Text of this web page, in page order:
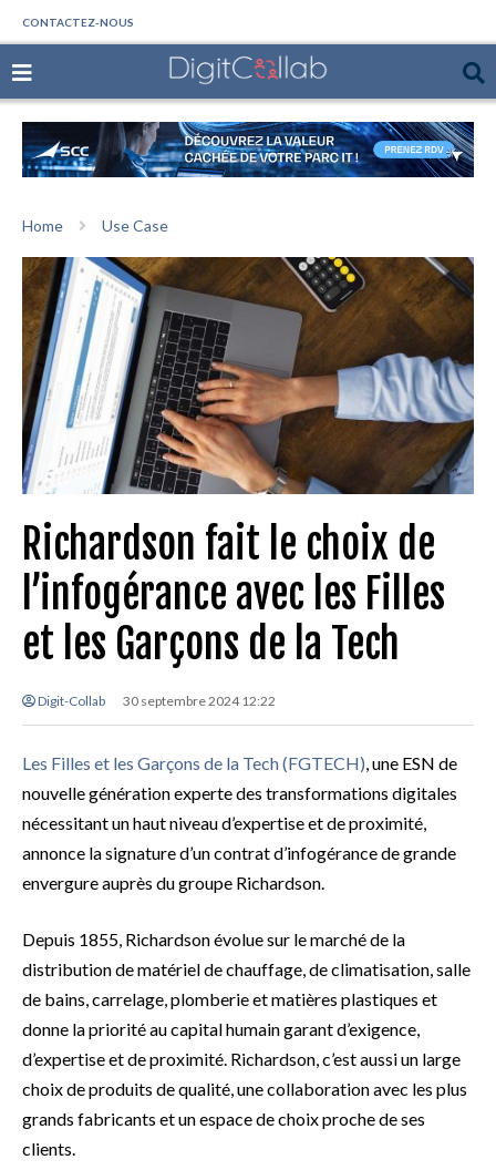
CONTACTEZ-NOUS
Home Use Case
Richardson fait le choix de
l’infogérance avec les Filles
et les Garçons de la Tech
Digit-Collab 30 septembre 2024 12:22
Les Filles et les Garçons de la Tech (FGTECH), une ESN de
nouvelle génération experte des transformations digitales
nécessitant un haut niveau d’expertise et de proximité,
annonce la signature d’un contrat d’infogérance de grande
envergure auprès du groupe Richardson.
Depuis 1855, Richardson évolue sur le marché de la
distribution de matériel de chauffage, de climatisation, salle
de bains, carrelage, plomberie et matières plastiques et
donne la priorité au capital humain garant d’exigence,
d’expertise et de proximité. Richardson, c’est aussi un large
choix de produits de qualité, une collaboration avec les plus
grands fabricants et un espace de choix proche de ses
clients.